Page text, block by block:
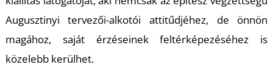
Augusztinyi tervezői-alkotói attitűdjéhez, de önnön
magához, saját érzéseinek feltérképezéséhez is
közelebb kerülhet.